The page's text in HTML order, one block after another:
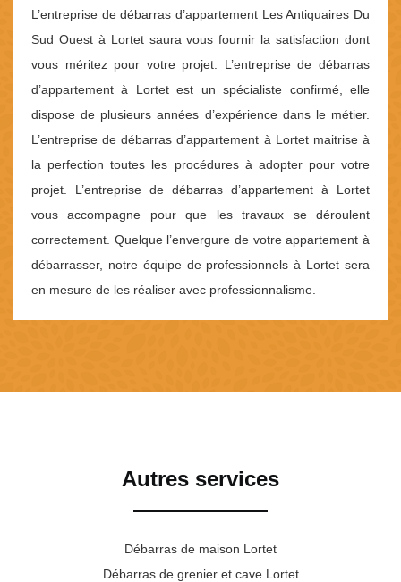
L’entreprise de débarras d’appartement Les Antiquaires Du
Sud Ouest à Lortet saura vous fournir la satisfaction dont
vous méritez pour votre projet. L’entreprise de débarras
d’appartement à Lortet est un spécialiste confirmé, elle
dispose de plusieurs années d’expérience dans le métier.
L’entreprise de débarras d’appartement à Lortet maitrise à
la perfection toutes les procédures à adopter pour votre
projet. L’entreprise de débarras d’appartement à Lortet
vous accompagne pour que les travaux se déroulent
correctement. Quelque l’envergure de votre appartement à
débarrasser, notre équipe de professionnels à Lortet sera
en mesure de les réaliser avec professionnalisme.
Autres services
Débarras de maison Lortet
Débarras de grenier et cave Lortet